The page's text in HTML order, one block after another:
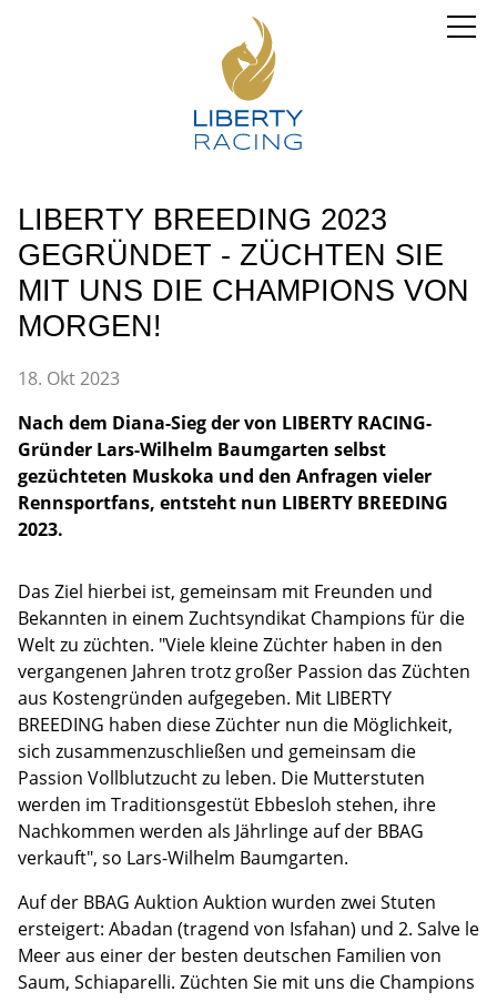
LIBERTY BREEDING 2023
GEGRÜNDET - ZÜCHTEN SIE
MIT UNS DIE CHAMPIONS VON
MORGEN!
18. Okt 2023
Nach dem Diana-Sieg der von LIBERTY RACING-
Gründer Lars-Wilhelm Baumgarten selbst
gezüchteten Muskoka und den Anfragen vieler
Rennsportfans, entsteht nun LIBERTY BREEDING
2023.
Das Ziel hierbei ist, gemeinsam mit Freunden und
Bekannten in einem Zuchtsyndikat Champions für die
Welt zu züchten. "Viele kleine Züchter haben in den
vergangenen Jahren trotz großer Passion das Züchten
aus Kostengründen aufgegeben. Mit LIBERTY
BREEDING haben diese Züchter nun die Möglichkeit,
sich zusammenzuschließen und gemeinsam die
Passion Vollblutzucht zu leben. Die Mutterstuten
werden im Traditionsgestüt Ebbesloh stehen, ihre
Nachkommen werden als Jährlinge auf der BBAG
verkauft", so Lars-Wilhelm Baumgarten.
Auf der BBAG Auktion Auktion wurden zwei Stuten
ersteigert: Abadan (tragend von Isfahan) und 2. Salve le
Meer aus einer der besten deutschen Familien von
Saum, Schiaparelli. Züchten Sie mit uns die Champions